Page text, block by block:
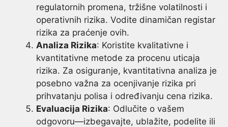
regulatornih promena, tržišne volatilnosti i
operativnih rizika. Vodite dinamičan registar
rizika za praćenje ovih.
Analiza Rizika: Koristite kvalitativne i
kvantitativne metode za procenu uticaja
rizika. Za osiguranje, kvantitativna analiza je
posebno važna za ocenjivanje rizika pri
prihvatanju polisa i određivanju cena rizika.
Evaluacija Rizika: Odlučite o vašem
odgovoru—izbegavajte, ublažite, podelite ili